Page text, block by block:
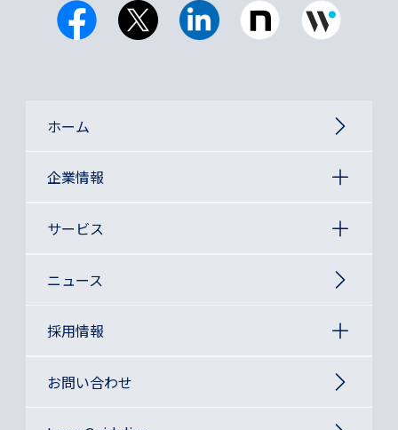
ホーム
企業情報
サービス
ニュース
採用情報
お問い合わせ